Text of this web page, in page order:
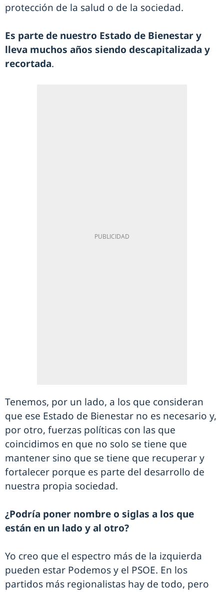
protección de la salud o de la sociedad.
Es parte de nuestro Estado de Bienestar y
lleva muchos años siendo descapitalizada y
recortada.
Tenemos, por un lado, a los que consideran
que ese Estado de Bienestar no es necesario y,
por otro, fuerzas políticas con las que
coincidimos en que no solo se tiene que
mantener sino que se tiene que recuperar y
fortalecer porque es parte del desarrollo de
nuestra propia sociedad.
¿Podría poner nombre o siglas a los que
están en un lado y al otro?
Yo creo que el espectro más de la izquierda
pueden estar Podemos y el PSOE. En los
partidos más regionalistas hay de todo, pero